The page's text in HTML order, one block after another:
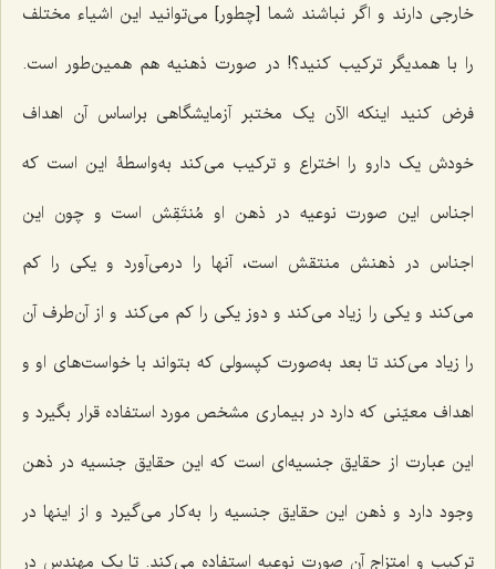
خارجى دارند و اگر نباشند شما [چطور] مى‌توانید این اشیاء مختلف
را با همدیگر ترکیب کنید؟! در صورت ذهنیه هم همین‌طور است.
فرض کنید اینکه الآن یک مختبر آزمایشگاهى براساس آن اهداف
خودش یک دارو را اختراع و ترکیب مى‌کند به‌واسطۀ این است که
اجناس این صورت نوعیه در ذهن او مُنتَقِش است و چون این
اجناس در ذهنش منتقش است، آنها را درمى‌آورد و یکى را کم
مى‌کند و یکى را زیاد مى‌کند و دوز یکى را کم مى‌کند و از آن‌طرف آن
را زیاد مى‌کند تا بعد به‌صورت کپسولى که بتواند با خواست‌های او و
اهداف معیّنى که دارد در بیمارى مشخص مورد استفاده قرار بگیرد و
این عبارت از حقایق جنسیه‌اى است که این حقایق جنسیه در ذهن
وجود دارد و ذهن این حقایق جنسیه را به‌کار مى‌گیرد و از اینها در
ترکیب و امتزاج آن صورت نوعیه استفاده مى‌کند. تا یک مهندس در